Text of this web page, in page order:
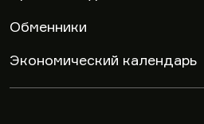
Обменники
Экономический календарь